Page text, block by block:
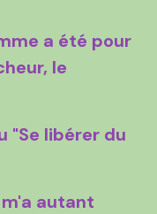
a été pour
le
"Se libérer du
autant